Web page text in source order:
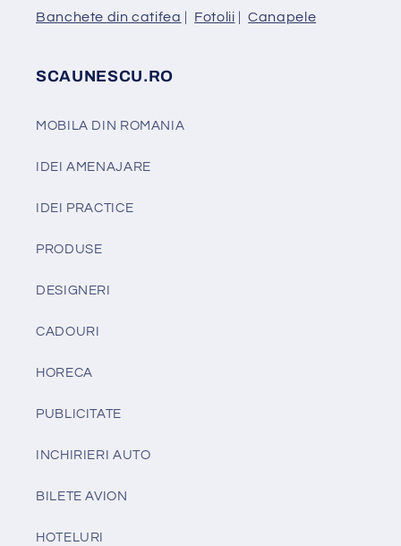
Banchete din catifea | Fotolii |Canapele
SCAUNESCU.RO
MOBILA DIN ROMANIA
IDEI AMENAJARE
IDEI PRACTICE
PRODUSE
DESIGNERI
CADOURI
HORECA
PUBLICITATE
INCHIRIERI AUTO
BILETE AVION
HOTELURI